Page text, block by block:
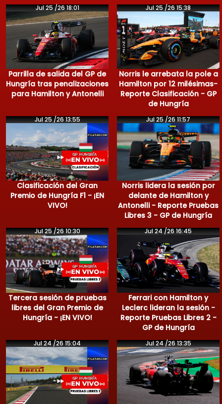
Jul 25 /26 18:01
Parrilla de salida del GP de
Hungría tras penalizaciones
para Hamilton y Antonelli
Jul 25 /26 15:38
Norris le arrebata la pole a
Hamilton por 12 milésimas-
Reporte Clasificación - GP
de Hungría
Jul 25 /26 13:55
Clasificación del Gran
Premio de Hungría F1 - ¡EN
VIVO!
Jul 25 /26 11:57
Norris lidera la sesión por
delante de Hamilton y
Antonelli - Reporte Pruebas
Libres 3 - GP de Hungría
Jul 25 /26 10:30
Tercera sesión de pruebas
libres del Gran Premio de
Hungría - ¡EN VIVO!
Jul 24 /26 16:45
Ferrari con Hamilton y
Leclerc lideran la sesión -
Reporte Pruebas Libres 2 -
GP de Hungría
Jul 24 /26 15:04 Jul 24 /26 13:35